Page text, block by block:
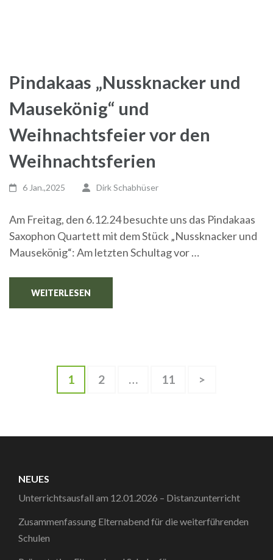
Pindakaas „Nussknacker und
Mausekönig“ und
Weihnachtsfeier vor den
Weihnachtsferien
6 Jan.,2025 Dirk Schabhüser
Am Freitag, den 6.12.24 besuchte uns das Pindakaas
Saxophon Quartett mit dem Stück „Nussknacker und
Mausekönig“: Am letzten Schultag vor …
WEITERLESEN
Seitennummerierung
Seite
1 Seite
2 … Seite
11 >
NEUES
Unterrichtsausfall am 12.01.2026 – Distanzunterricht
Zusammenfassung Elternabend für die weiterführenden
Schulen